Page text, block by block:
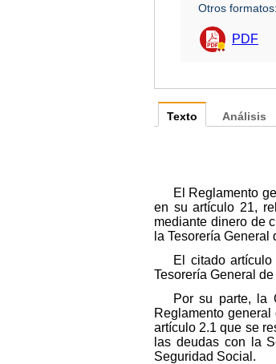
Otros formatos:
PDF
Texto
El Reglamento
en su artículo 21,
mediante dinero de
la Tesorería
El citado
Tesorería General
Por su parte, la
Reglamento
artículo 2.1 que se
las deudas con la
Seguridad Social.
Análisis